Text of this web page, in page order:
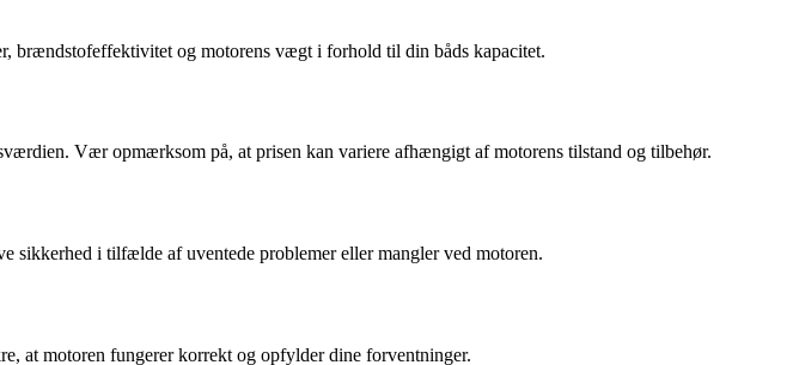
brændstofeffektivitet og motorens vægt i forhold til din båds kapacitet.
Vær opmærksom på, at prisen kan variere afhængigt af motorens tilstand og tilbehør.
sikkerhed i tilfælde af uventede problemer eller mangler ved motoren.
at motoren fungerer korrekt og opfylder dine forventninger.